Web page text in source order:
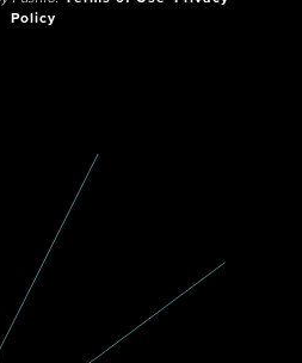
Policy